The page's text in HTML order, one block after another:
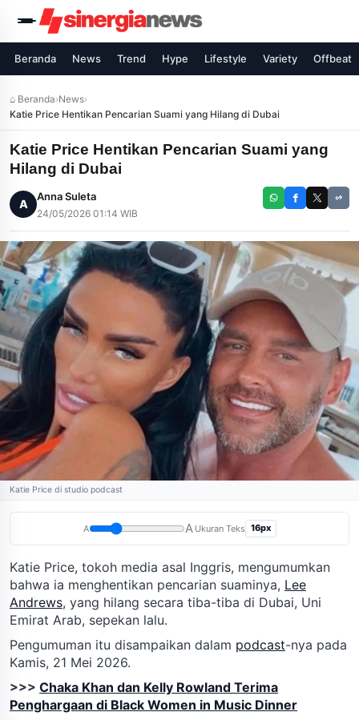
Beranda News Trend Hype Lifestyle Variety Offbeat
⌂ Beranda›News›
Katie Price Hentikan Pencarian Suami yang Hilang di Dubai
Katie Price Hentikan Pencarian Suami yang
Hilang di Dubai
A
Anna Suleta
24/05/2026 01:14 WIB
Katie Price di studio podcast
A A Ukuran Teks 16px
Katie Price, tokoh media asal Inggris, mengumumkan
bahwa ia menghentikan pencarian suaminya, Lee
Andrews, yang hilang secara tiba-tiba di Dubai, Uni
Emirat Arab, sepekan lalu.
Pengumuman itu disampaikan dalam podcast-nya pada
Kamis, 21 Mei 2026.
>>> Chaka Khan dan Kelly Rowland Terima
Penghargaan di Black Women in Music Dinner